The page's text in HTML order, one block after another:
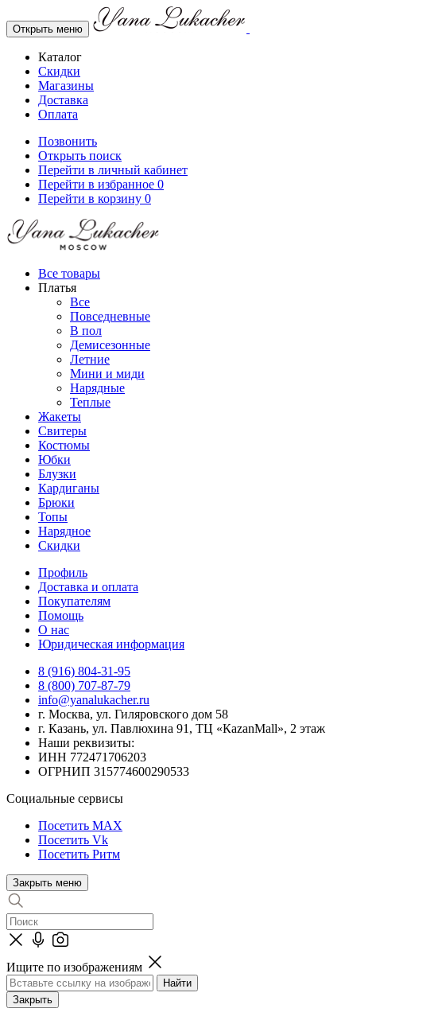
Открыть меню
Каталог
Скидки
Магазины
Доставка
Оплата
Позвонить
Открыть поиск
Перейти в личный кабинет
Перейти в избранное 0
Перейти в корзину 0
Все товары
Платья
Все
Повседневные
В пол
Демисезонные
Летние
Мини и миди
Нарядные
Теплые
Жакеты
Свитеры
Костюмы
Юбки
Блузки
Кардиганы
Брюки
Топы
Нарядное
Скидки
Профиль
Доставка и оплата
Покупателям
Помощь
О нас
Юридическая информация
8 (916) 804-31-95
8 (800) 707-87-79
info@yanalukacher.ru
г. Москва, ул. Гиляровского дом 58
г. Казань, ул. Павлюхина 91, ТЦ «КazanMall», 2 этаж
Наши реквизиты:
ИНН 772471706203
ОГРНИП 315774600290533
Социальные сервисы
Посетить MAX
Посетить Vk
Посетить Ритм
Закрыть меню
Ищите по изображениям
Закрыть